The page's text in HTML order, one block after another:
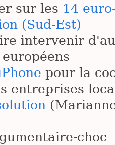
sur les 14
(Sud-Est)
intervenir
pour la
entreprises
choc